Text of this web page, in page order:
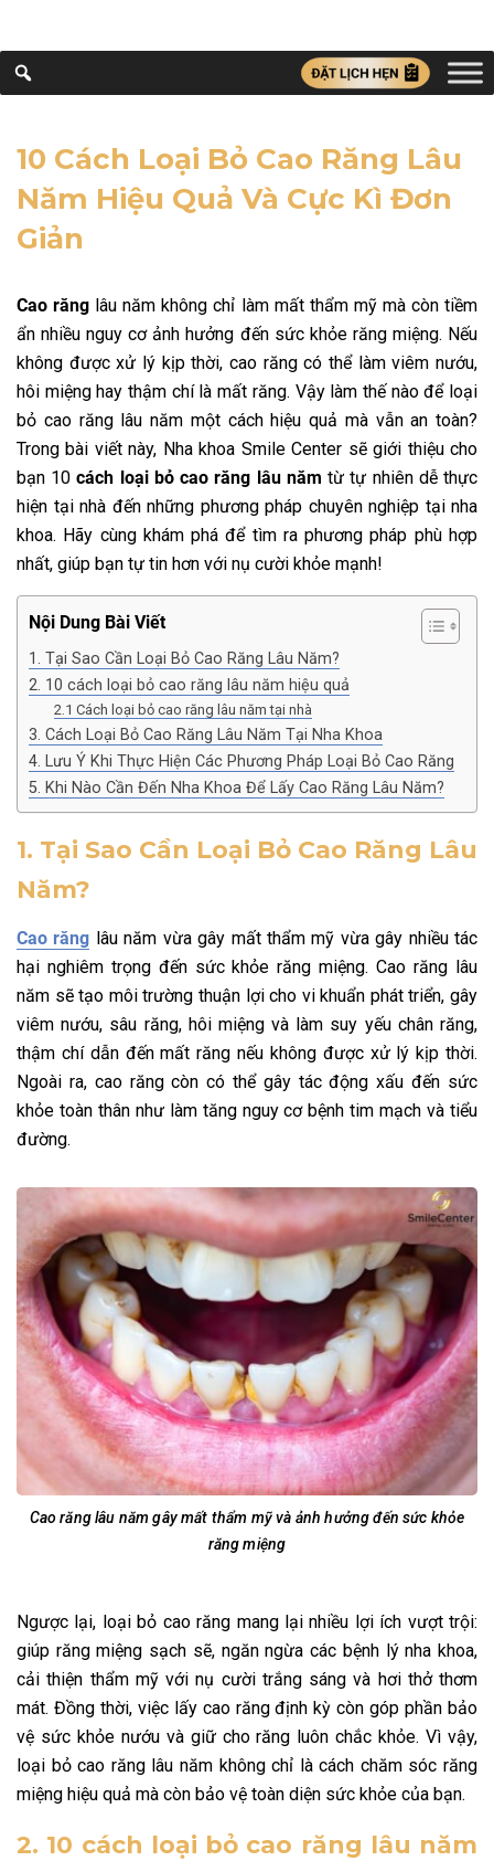
10 Cách Loại Bỏ Cao Răng Lâu
Năm Hiệu Quả Và Cực Kì Đơn
Giản
Cao răng lâu năm không chỉ làm mất thẩm mỹ mà còn tiềm
ẩn nhiều nguy cơ ảnh hưởng đến sức khỏe răng miệng. Nếu
không được xử lý kịp thời, cao răng có thể làm viêm nướu,
hôi miệng hay thậm chí là mất răng. Vậy làm thế nào để loại
bỏ cao răng lâu năm một cách hiệu quả mà vẫn an toàn?
Trong bài viết này, Nha khoa Smile Center sẽ giới thiệu cho
bạn 10cách loại bỏ cao răng lâu năm từ tự nhiên dễ thực
hiện tại nhà đến những phương pháp chuyên nghiệp tại nha
khoa. Hãy cùng khám phá để tìm ra phương pháp phù hợp
nhất, giúp bạn tự tin hơn với nụ cười khỏe mạnh!
Nội Dung Bài Viết
1. Tại Sao Cần Loại Bỏ Cao Răng Lâu Năm?
2. 10 cách loại bỏ cao răng lâu năm hiệu quả
2.1 Cách loại bỏ cao răng lâu năm tại nhà
3. Cách Loại Bỏ Cao Răng Lâu Năm Tại Nha Khoa
4. Lưu Ý Khi Thực Hiện Các Phương Pháp Loại Bỏ Cao Răng
5. Khi Nào Cần Đến Nha Khoa Để Lấy Cao Răng Lâu Năm?
1. Tại Sao Cần Loại Bỏ Cao Răng Lâu
Năm?
Cao răng lâu năm vừa gây mất thẩm mỹ vừa gây nhiều tác
hại nghiêm trọng đến sức khỏe răng miệng. Cao răng lâu
năm sẽ tạo môi trường thuận lợi cho vi khuẩn phát triển, gây
viêm nướu, sâu răng, hôi miệng và làm suy yếu chân răng,
thậm chí dẫn đến mất răng nếu không được xử lý kịp thời.
Ngoài ra, cao răng còn có thể gây tác động xấu đến sức
khỏe toàn thân như làm tăng nguy cơ bệnh tim mạch và tiểu
đường.
Cao răng lâu năm gây mất thẩm mỹ và ảnh hưởng đến sức khỏe
răng miệng
Ngược lại, loại bỏ cao răng mang lại nhiều lợi ích vượt trội:
giúp răng miệng sạch sẽ, ngăn ngừa các bệnh lý nha khoa,
cải thiện thẩm mỹ với nụ cười trắng sáng và hơi thở thơm
mát. Đồng thời, việc lấy cao răng định kỳ còn góp phần bảo
vệ sức khỏe nướu và giữ cho răng luôn chắc khỏe. Vì vậy,
loại bỏ cao răng lâu năm không chỉ là cách chăm sóc răng
miệng hiệu quả mà còn bảo vệ toàn diện sức khỏe của bạn.
2. 10 cách loại bỏ cao răng lâu năm